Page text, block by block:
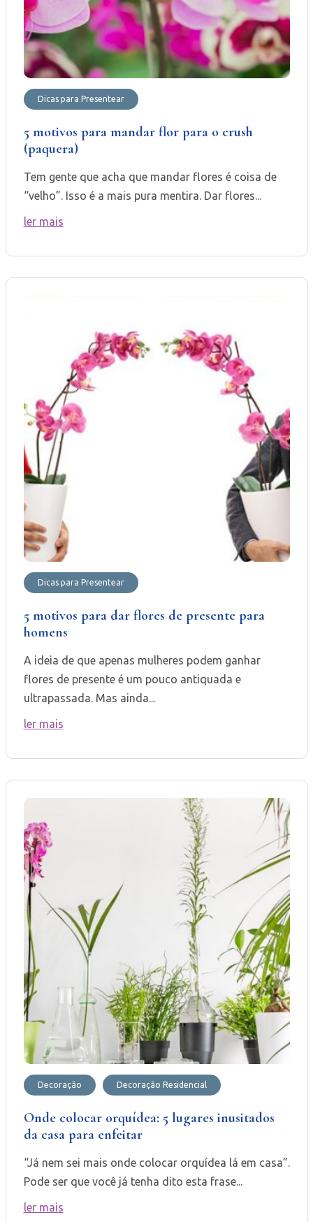
Dicas para Presentear
5 motivos para mandar flor para o crush
(paquera)
Tem gente que acha que mandar flores é coisa de
“velho”. Isso é a mais pura mentira. Dar flores...
ler mais
Dicas para Presentear
5 motivos para dar flores de presente para
homens
A ideia de que apenas mulheres podem ganhar
flores de presente é um pouco antiquada e
ultrapassada. Mas ainda...
ler mais
Decoração Decoração Residencial
Onde colocar orquídea: 5 lugares inusitados
da casa para enfeitar
“Já nem sei mais onde colocar orquídea lá em casa”.
Pode ser que você já tenha dito esta frase...
ler mais